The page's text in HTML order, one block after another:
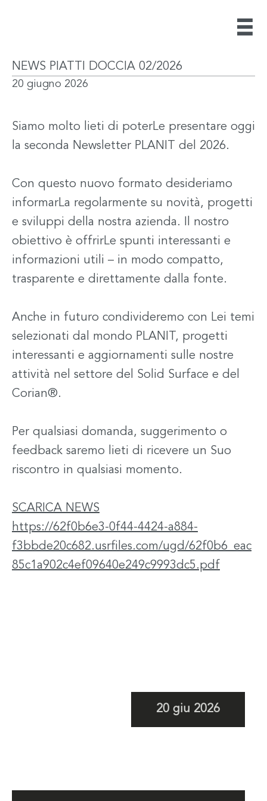
NEWS PIATTI DOCCIA 02/2026
20 giugno 2026
Siamo molto lieti di poterLe presentare oggi
la seconda Newsletter PLANIT del 2026.
Con questo nuovo formato desideriamo
informarLa regolarmente su novità, progetti
e sviluppi della nostra azienda. Il nostro
obiettivo è offrirLe spunti interessanti e
informazioni utili – in modo compatto,
trasparente e direttamente dalla fonte.
Anche in futuro condivideremo con Lei temi
selezionati dal mondo PLANIT, progetti
interessanti e aggiornamenti sulle nostre
attività nel settore del Solid Surface e del
Corian®.
Per qualsiasi domanda, suggerimento o
feedback saremo lieti di ricevere un Suo
riscontro in qualsiasi momento.
SCARICA NEWS
https://62f0b6e3-0f44-4424-a884-
f3bbde20c682.usrfiles.com/ugd/62f0b6_eac
85c1a902c4ef09640e249c9993dc5.pdf
20 giu 2026